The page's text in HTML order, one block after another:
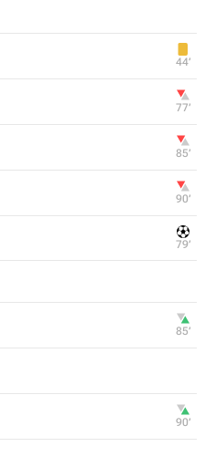
44‎’‎
77‎’‎
85‎’‎
90‎’‎
79‎’‎
85‎’‎
90‎’‎